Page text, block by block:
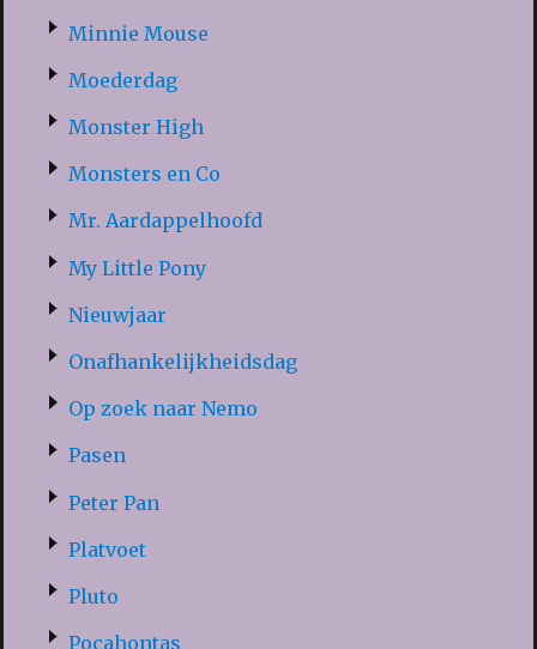
Minnie Mouse
Moederdag
Monster High
Monsters en Co
Mr. Aardappelhoofd
My Little Pony
Nieuwjaar
Onafhankelijkheidsdag
Op zoek naar Nemo
Pasen
Peter Pan
Platvoet
Pluto
Pocahontas